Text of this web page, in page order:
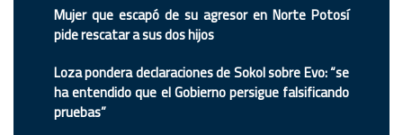
Mujer que escapó de su agresor en Norte Potosí
pide rescatar a sus dos hijos
Loza pondera declaraciones de Sokol sobre Evo: “se
ha entendido que el Gobierno persigue falsificando
pruebas”